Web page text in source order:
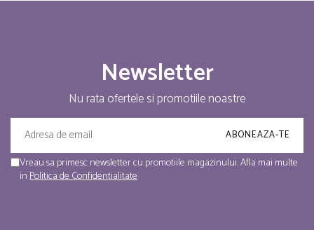
Newsletter
Nu rata ofertele si promotiile noastre
Vreau sa primesc newsletter cu promotiile magazinului. Afla mai multe
inPolitica de Confidentialitate